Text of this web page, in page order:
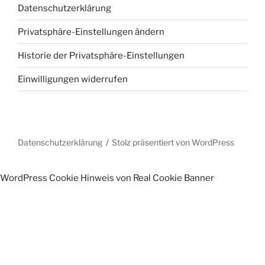
Datenschutzerklärung
Privatsphäre-Einstellungen ändern
Historie der Privatsphäre-Einstellungen
Einwilligungen widerrufen
Datenschutzerklärung Stolz präsentiert von WordPress
WordPress Cookie Hinweis von Real Cookie Banner